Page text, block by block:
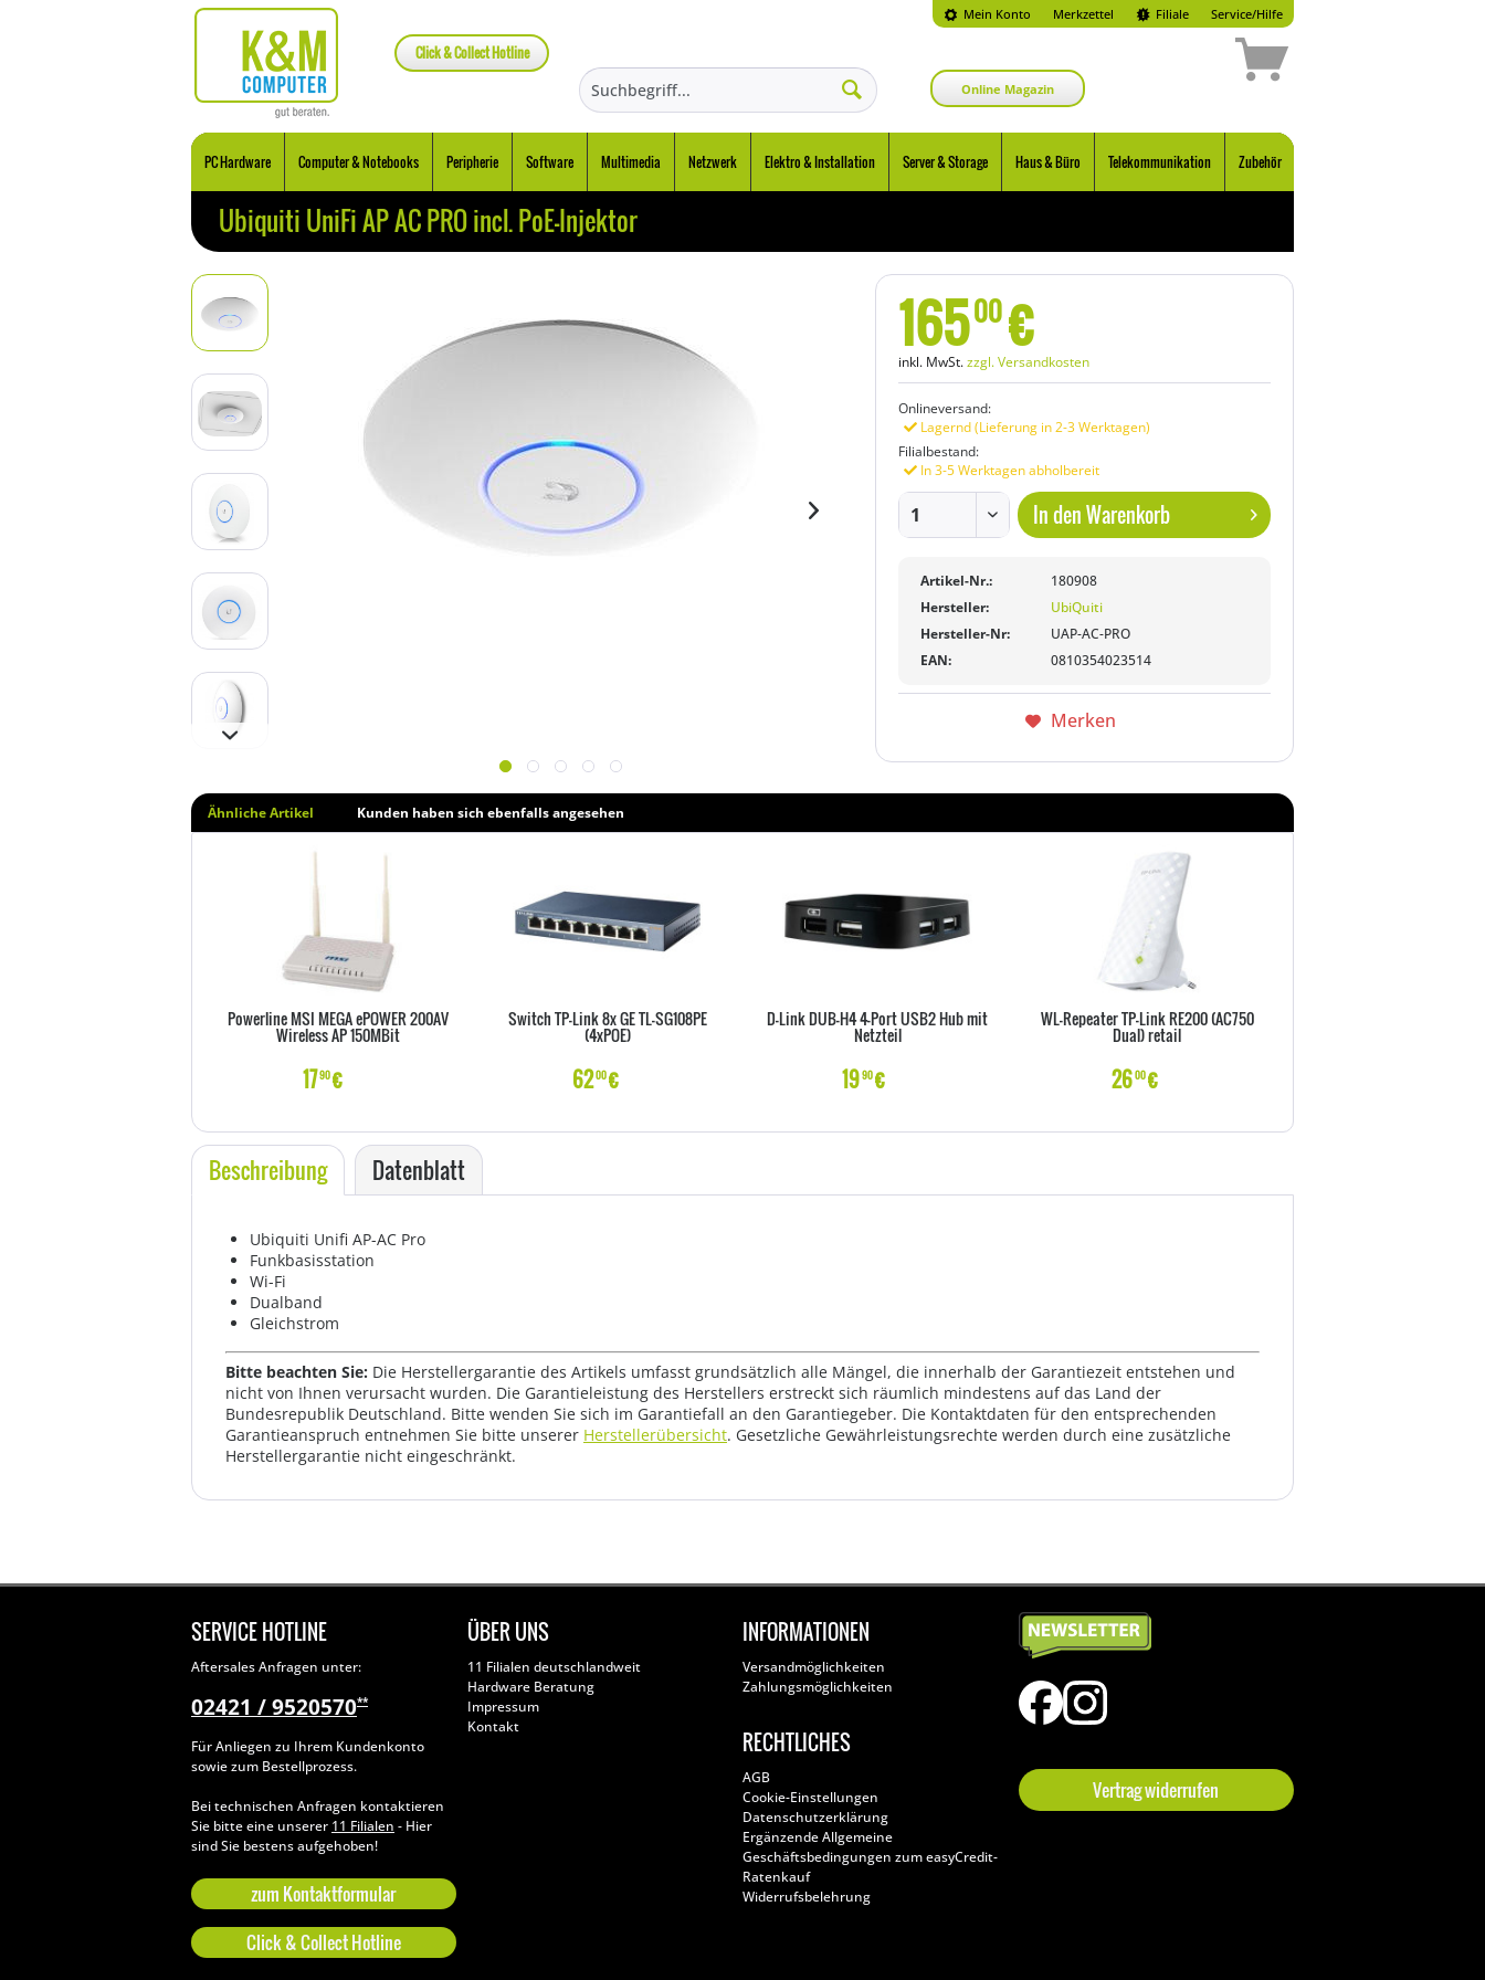
Mein Konto Merkzettel
Click & Collect Hotline
Filiale Service/Hilfe
Online Magazin
PC Hardware Computer & Notebooks Peripherie Software Multimedia Netzwerk Elektro & Installation Server & Storage Haus & Büro Telekommunikation Zubehör
Ubiquiti UniFi AP AC PRO incl. PoE-Injektor
16500€
inkl. MwSt.zzgl. Versandkosten
Onlineversand:
Lagernd (Lieferung in 2-3 Werktagen)
Filialbestand:
In 3-5 Werktagen abholbereit
In denWarenkorb
Artikel-Nr.:
180908
Hersteller:
UbiQuiti
Hersteller-Nr:
UAP-AC-PRO
EAN:
0810354023514
Merken
Ähnliche Artikel Kunden haben sich ebenfalls angesehen
Powerline MSI MEGA ePOWER 200AV
Wireless AP 150MBit
1790€
Switch TP-Link 8x GE TL-SG108PE
(4xPOE)
6200€
D-Link DUB-H4 4-Port USB2 Hub mit
Netzteil
1990€
WL-Repeater TP-Link RE200 (AC750
Dual) retail
2600€
Beschreibung Datenblatt
Ubiquiti Unifi AP-AC Pro
Funkbasisstation
Wi-Fi
Dualband
Gleichstrom
Bitte beachten Sie: Die Herstellergarantie des Artikels umfasst grundsätzlich alle Mängel, die innerhalb der Garantiezeit entstehen und
nicht von Ihnen verursacht wurden. Die Garantieleistung des Herstellers erstreckt sich räumlich mindestens auf das Land der
Bundesrepublik Deutschland. Bitte wenden Sie sich im Garantiefall an den Garantiegeber. Die Kontaktdaten für den entsprechenden
Garantieanspruch entnehmen Sie bitte unserer Herstellerübersicht. Gesetzliche Gewährleistungsrechte werden durch eine zusätzliche
Herstellergarantie nicht eingeschränkt.
SERVICE HOTLINE
Aftersales Anfragen unter:
02421 / 9520570**
Für Anliegen zu Ihrem Kundenkonto
sowie zum Bestellprozess.
Bei technischen Anfragen kontaktieren
Sie bitte eine unserer 11 Filialen - Hier
sind Sie bestens aufgehoben!
zum Kontaktformular
Click & Collect Hotline
ÜBER UNS
11 Filialen deutschlandweit
Hardware Beratung
Impressum
Kontakt
INFORMATIONEN
Versandmöglichkeiten
Zahlungsmöglichkeiten
RECHTLICHES
AGB
Cookie-Einstellungen
Datenschutzerklärung
Ergänzende Allgemeine
Geschäftsbedingungen zum easyCredit-
Ratenkauf
Widerrufsbelehrung
Vertrag widerrufen